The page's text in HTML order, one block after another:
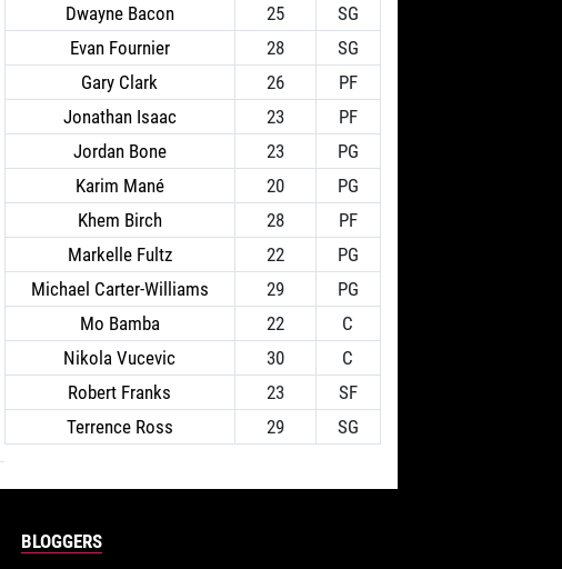
Dwayne Bacon
25
SG
Evan Fournier
28
SG
Gary Clark
26
PF
Jonathan Isaac
23
PF
Jordan Bone
23
PG
Karim Mané
20
PG
Khem Birch
28
PF
Markelle Fultz
22
PG
Michael Carter-Williams
29
PG
Mo Bamba
22
C
Nikola Vucevic
30
C
Robert Franks
23
SF
Terrence Ross
29 SG
BLOGGERS